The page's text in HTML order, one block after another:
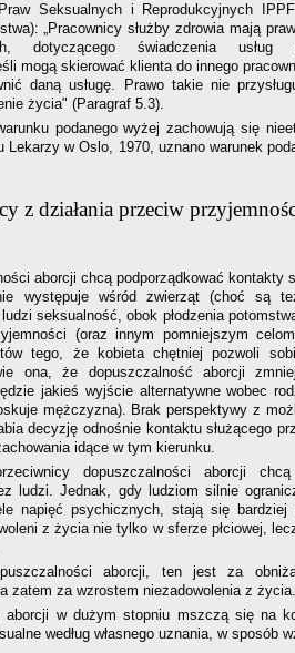
Seksualnych i Reprodukcyjnych
„Pracownicy służby zdrowia mają
dotyczącego świadczenia usług
mogą skierować klienta do innego
daną usługę. Prawo takie nie
życia" (Paragraf 5.3).
podanego wyżej zachowują się
Lekarzy w Oslo, 1970, uznano warunek
z działania przeciw
aborcji chcą podporządkować kontakty
występuje wśród zwierząt (choć są
seksualność, obok płodzenia
(oraz innym pomniejszym
tego, że kobieta chętniej pozwoli
ona, że dopuszczalność aborcji
jakieś wyjście alternatywne wobec
mężczyzna). Brak perspektywy z
decyzję odnośnie kontaktu służącego
idące w tym kierunku.
dopuszczalności aborcji
ludzi. Jednak, gdy ludziom silnie
napięć psychicznych, stają się bardziej
z życia nie tylko w sferze płciowej,
aborcji, ten jest za
zatem za wzrostem niezadowolenia z życia.
aborcji w dużym stopniu mszczą się na
według własnego uznania, w sposób